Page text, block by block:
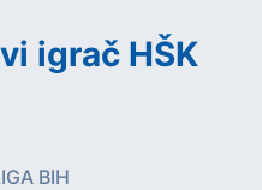
igrač HŠK
BIH